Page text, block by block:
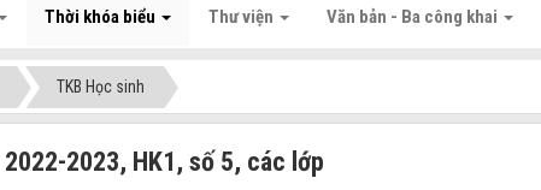
Thời khóa biểu Thư viện Văn bản - Ba công khai
TKB Học sinh
2023, HK1, số 5, các lớp